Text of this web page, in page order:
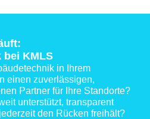
bei KMLS
in Ihrem
einen zuverlässigen,
Partner für Ihre Standorte?
unterstützt, transparent
den Rücken freihält?